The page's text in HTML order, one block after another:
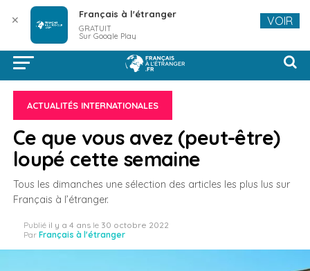
ACTUALITÉS INTERNATIONALES
Ce que vous avez (peut-être)
loupé cette semaine
Tous les dimanches une sélection des articles les plus lus sur
Français à l’étranger.
Publié il y a 4 ans le 30 octobre 2022
Par Français à l'étranger
✕ Français à l'étranger
GRATUIT
Sur Google Play
VOIR